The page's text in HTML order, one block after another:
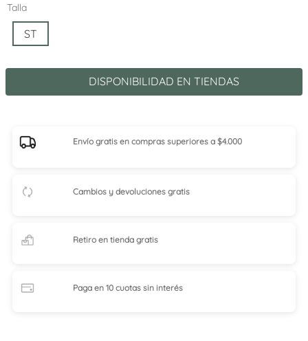
Talla
ST
DISPONIBILIDAD EN TIENDAS
Envío gratis en compras superiores a $4.000
Cambios y devoluciones gratis
Retiro en tiendagratis
Paga en 10 cuotassin interés